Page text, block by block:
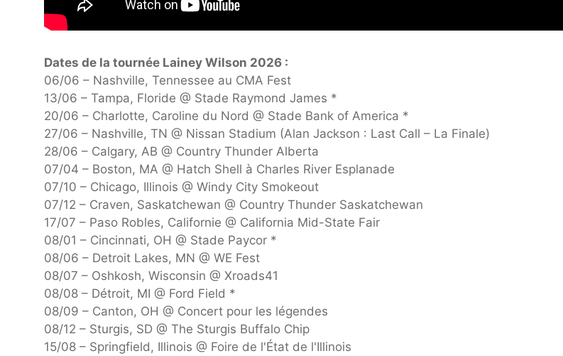
Dates de la tournée Lainey Wilson 2026 :
06/06 – Nashville, Tennessee au CMA Fest
13/06 – Tampa, Floride @ Stade Raymond James *
20/06 – Charlotte, Caroline du Nord @ Stade Bank of America *
27/06 – Nashville, TN @ Nissan Stadium (Alan Jackson : Last Call – La Finale)
28/06 – Calgary, AB @ Country Thunder Alberta
07/04 – Boston, MA @ Hatch Shell à Charles River Esplanade
07/10 – Chicago, Illinois @ Windy City Smokeout
07/12 – Craven, Saskatchewan @ Country Thunder Saskatchewan
17/07 – Paso Robles, Californie @ California Mid-State Fair
08/01 – Cincinnati, OH @ Stade Paycor *
08/06 – Detroit Lakes, MN @ WE Fest
08/07 – Oshkosh, Wisconsin @ Xroads41
08/08 – Détroit, MI @ Ford Field *
08/09 – Canton, OH @ Concert pour les légendes
08/12 – Sturgis, SD @ The Sturgis Buffalo Chip
15/08 – Springfield, Illinois @ Foire de l'État de l'Illinois